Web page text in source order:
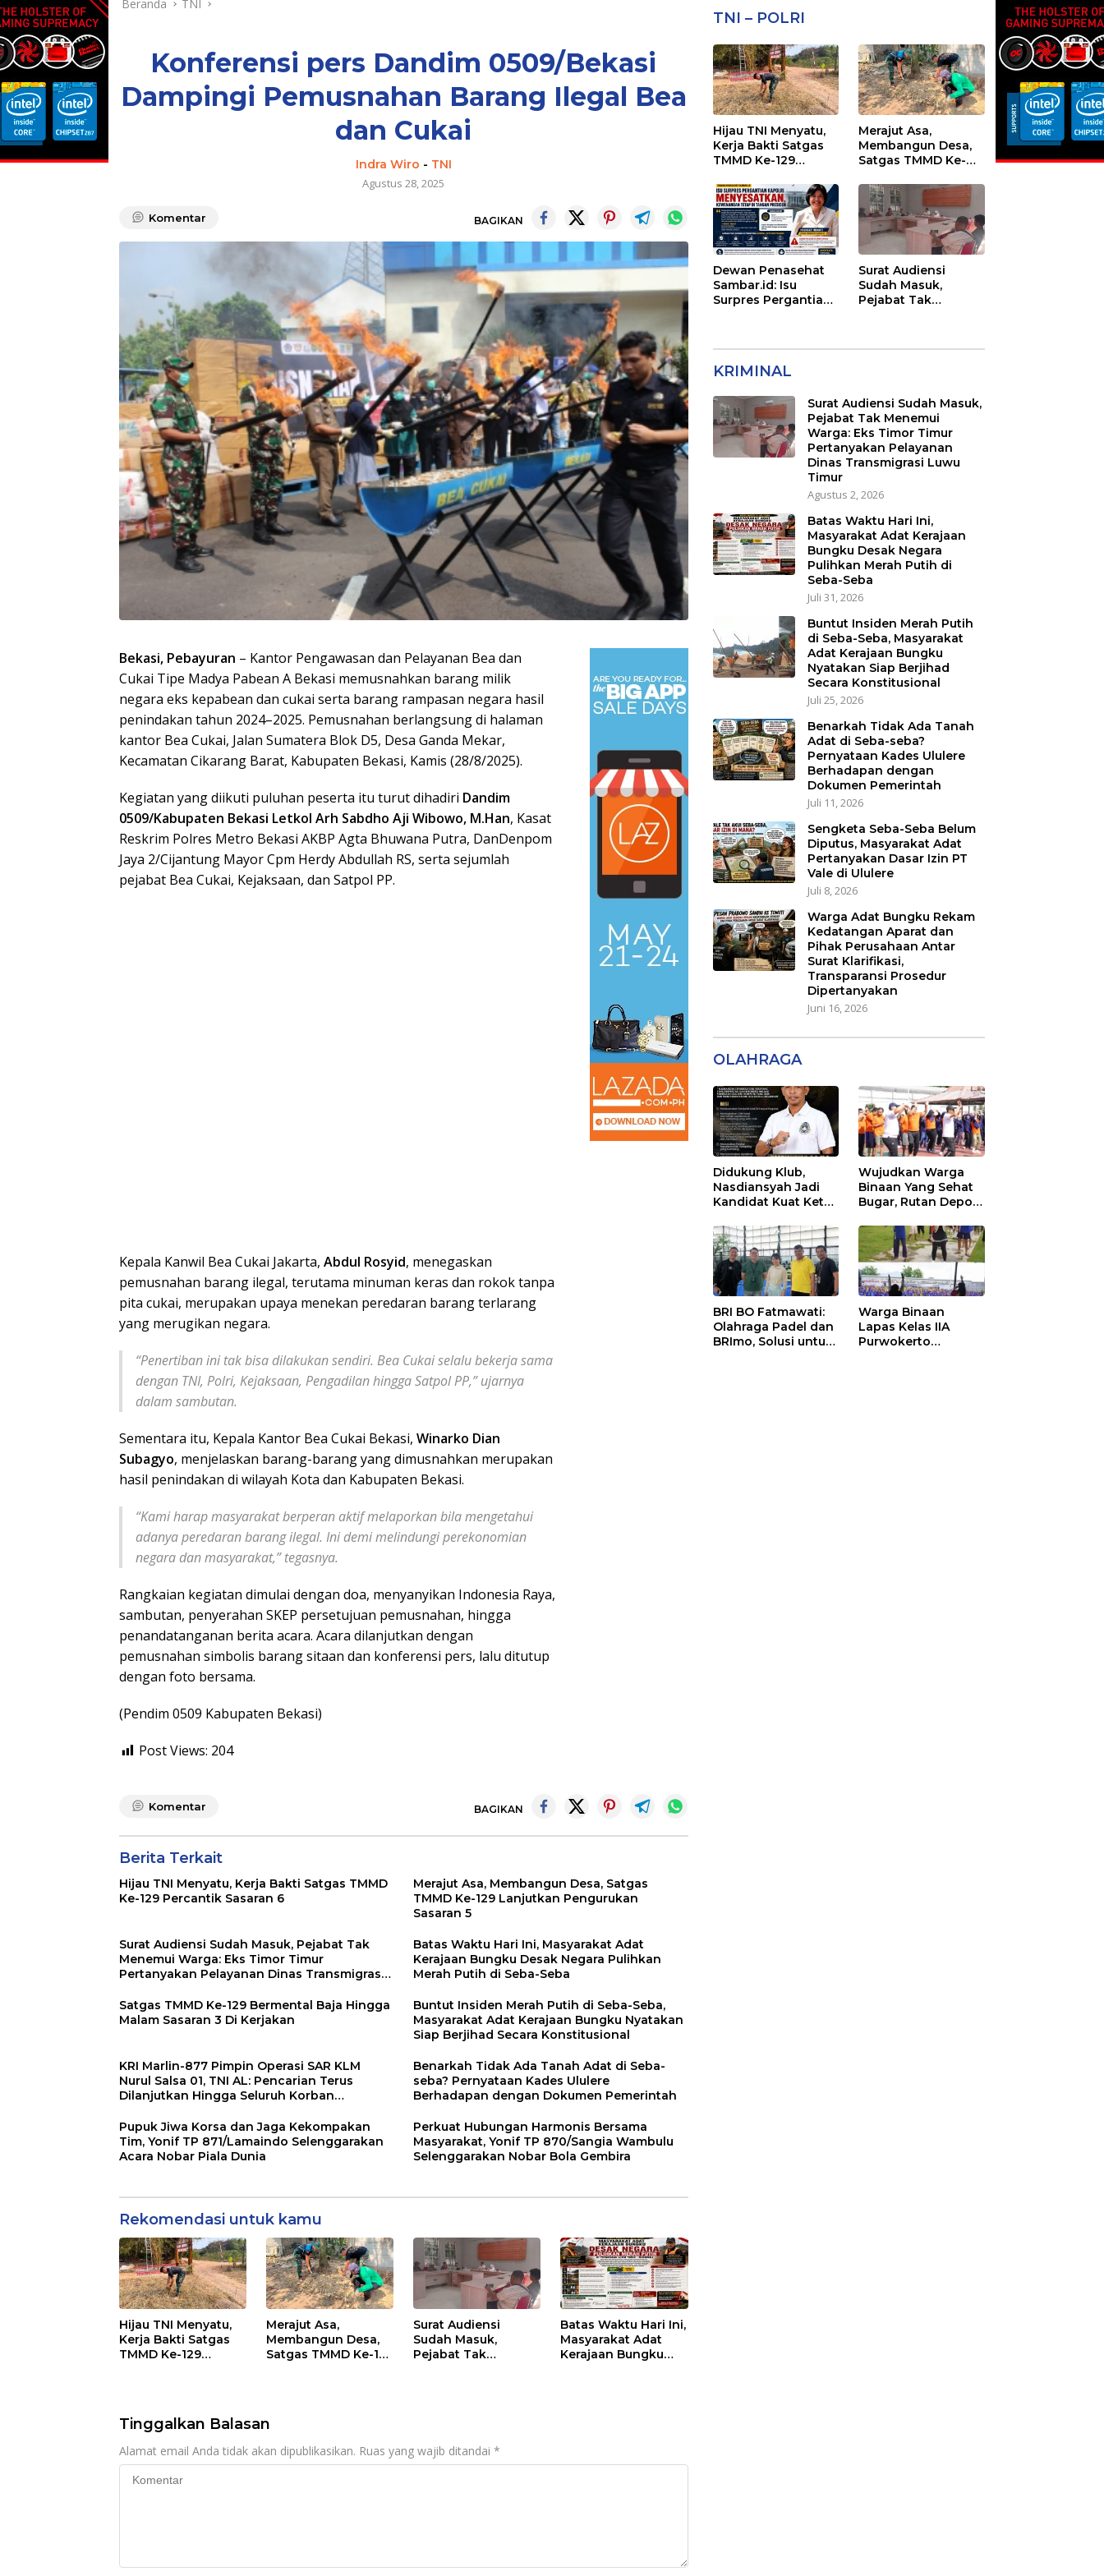
Beranda TNI
Konferensi pers Dandim 0509/Bekasi
Dampingi Pemusnahan Barang Ilegal Bea
dan Cukai
Indra Wiro - TNI
Agustus 28, 2025
Komentar BAGIKAN
Bekasi, Pebayuran – Kantor Pengawasan dan Pelayanan Bea dan
Cukai Tipe Madya Pabean A Bekasi memusnahkan barang milik
negara eks kepabean dan cukai serta barang rampasan negara hasil
penindakan tahun 2024–2025. Pemusnahan berlangsung di halaman
kantor Bea Cukai, Jalan Sumatera Blok D5, Desa Ganda Mekar,
Kecamatan Cikarang Barat, Kabupaten Bekasi, Kamis (28/8/2025).
Kegiatan yang diikuti puluhan peserta itu turut dihadiri Dandim
0509/Kabupaten Bekasi Letkol Arh Sabdho Aji Wibowo, M.Han, Kasat
Reskrim Polres Metro Bekasi AKBP Agta Bhuwana Putra, DanDenpom
Jaya 2/Cijantung Mayor Cpm Herdy Abdullah RS, serta sejumlah
pejabat Bea Cukai, Kejaksaan, dan Satpol PP.
Kepala Kanwil Bea Cukai Jakarta, Abdul Rosyid, menegaskan
pemusnahan barang ilegal, terutama minuman keras dan rokok tanpa
pita cukai, merupakan upaya menekan peredaran barang terlarang
yang merugikan negara.
“Penertiban ini tak bisa dilakukan sendiri. Bea Cukai selalu bekerja sama
dengan TNI, Polri, Kejaksaan, Pengadilan hingga Satpol PP,” ujarnya
dalam sambutan.
Sementara itu, Kepala Kantor Bea Cukai Bekasi, Winarko Dian
Subagyo, menjelaskan barang-barang yang dimusnahkan merupakan
hasil penindakan di wilayah Kota dan Kabupaten Bekasi.
“Kami harap masyarakat berperan aktif melaporkan bila mengetahui
adanya peredaran barang ilegal. Ini demi melindungi perekonomian
negara dan masyarakat,” tegasnya.
Rangkaian kegiatan dimulai dengan doa, menyanyikan Indonesia Raya,
sambutan, penyerahan SKEP persetujuan pemusnahan, hingga
penandatanganan berita acara. Acara dilanjutkan dengan
pemusnahan simbolis barang sitaan dan konferensi pers, lalu ditutup
dengan foto bersama.
(Pendim 0509 Kabupaten Bekasi)
Post Views: 204
Komentar BAGIKAN
Berita Terkait
Hijau TNI Menyatu, Kerja Bakti Satgas TMMD
Ke-129 Percantik Sasaran 6
Merajut Asa, Membangun Desa, Satgas
TMMD Ke-129 Lanjutkan Pengurukan
Sasaran 5
Surat Audiensi Sudah Masuk, Pejabat Tak
Menemui Warga: Eks Timor Timur
Pertanyakan Pelayanan Dinas Transmigrasi
Batas Waktu Hari Ini, Masyarakat Adat
Kerajaan Bungku Desak Negara Pulihkan
Merah Putih di Seba-Seba
Satgas TMMD Ke-129 Bermental Baja Hingga
Malam Sasaran 3 Di Kerjakan
Buntut Insiden Merah Putih di Seba-Seba,
Masyarakat Adat Kerajaan Bungku Nyatakan
Siap Berjihad Secara Konstitusional
KRI Marlin-877 Pimpin Operasi SAR KLM
Nurul Salsa 01, TNI AL: Pencarian Terus
Dilanjutkan Hingga Seluruh Korban
Benarkah Tidak Ada Tanah Adat di Seba-
seba? Pernyataan Kades Ululere
Berhadapan dengan Dokumen Pemerintah
Pupuk Jiwa Korsa dan Jaga Kekompakan
Tim, Yonif TP 871/Lamaindo Selenggarakan
Acara Nobar Piala Dunia
Perkuat Hubungan Harmonis Bersama
Masyarakat, Yonif TP 870/Sangia Wambulu
Selenggarakan Nobar Bola Gembira
Rekomendasi untuk kamu
Hijau TNI Menyatu,
Kerja Bakti Satgas
TMMD Ke-129
Merajut Asa,
Membangun Desa,
Satgas TMMD Ke-129
Surat Audiensi
Sudah Masuk,
Pejabat Tak
Timur
Batas Waktu Hari Ini,
Masyarakat Adat
Kerajaan Bungku
Tinggalkan Balasan
Alamat email Anda tidak akan dipublikasikan. Ruas yang wajib ditandai *
TNI – POLRI
Hijau TNI Menyatu,
Kerja Bakti Satgas
TMMD Ke-129
Merajut Asa,
Membangun Desa,
Satgas TMMD Ke-
Pengurukan
Sasaran 5
Dewan Penasehat
Sambar.id: Isu
Surpres Pergantian
Surat Audiensi
Sudah Masuk,
Pejabat Tak
KRIMINAL
Surat Audiensi Sudah Masuk,
Pejabat Tak Menemui
Warga: Eks Timor Timur
Pertanyakan Pelayanan
Dinas Transmigrasi Luwu
Timur
Agustus 2, 2026
Batas Waktu Hari Ini,
Masyarakat Adat Kerajaan
Bungku Desak Negara
Pulihkan Merah Putih di
Seba-Seba
Juli 31, 2026
Buntut Insiden Merah Putih
di Seba-Seba, Masyarakat
Adat Kerajaan Bungku
Nyatakan Siap Berjihad
Secara Konstitusional
Juli 25, 2026
Benarkah Tidak Ada Tanah
Adat di Seba-seba?
Pernyataan Kades Ululere
Berhadapan dengan
Dokumen Pemerintah
Juli 11, 2026
Sengketa Seba-Seba Belum
Diputus, Masyarakat Adat
Pertanyakan Dasar Izin PT
Vale di Ululere
Juli 8, 2026
Warga Adat Bungku Rekam
Kedatangan Aparat dan
Pihak Perusahaan Antar
Surat Klarifikasi,
Transparansi Prosedur
Dipertanyakan
Juni 16, 2026
OLAHRAGA
Didukung Klub,
Nasdiansyah Jadi
Kandidat Kuat Ketua
Wujudkan Warga
Binaan Yang Sehat
Bugar, Rutan Depok
Bersama
BRI BO Fatmawati:
Olahraga Padel dan
BRImo, Solusi untuk
Warga Binaan
Lapas Kelas IIA
Purwokerto